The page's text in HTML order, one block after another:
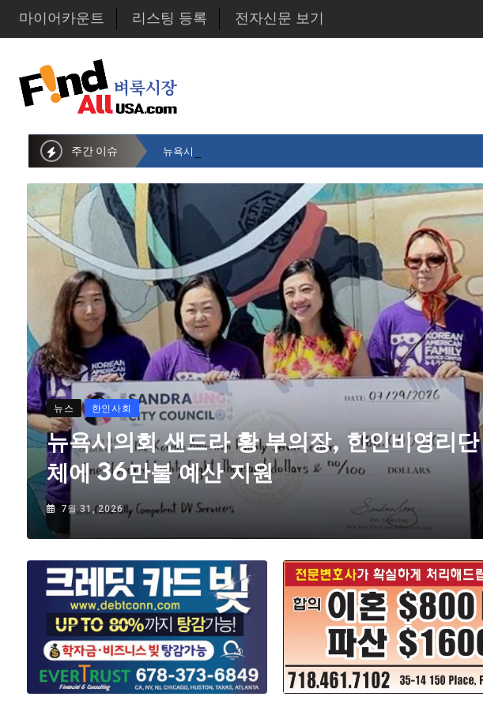
마이어카운트 리스팅 등록 전자신문 보기
주간 이슈 뉴욕시의회 샌드라 황 부의장, 한인비영리단체에 36만불 예산 지원
뉴스 한인사회
뉴욕시의회 샌드라 황 부의장, 한인비영리단
체에 36만불 예산 지원
7월 31, 2026